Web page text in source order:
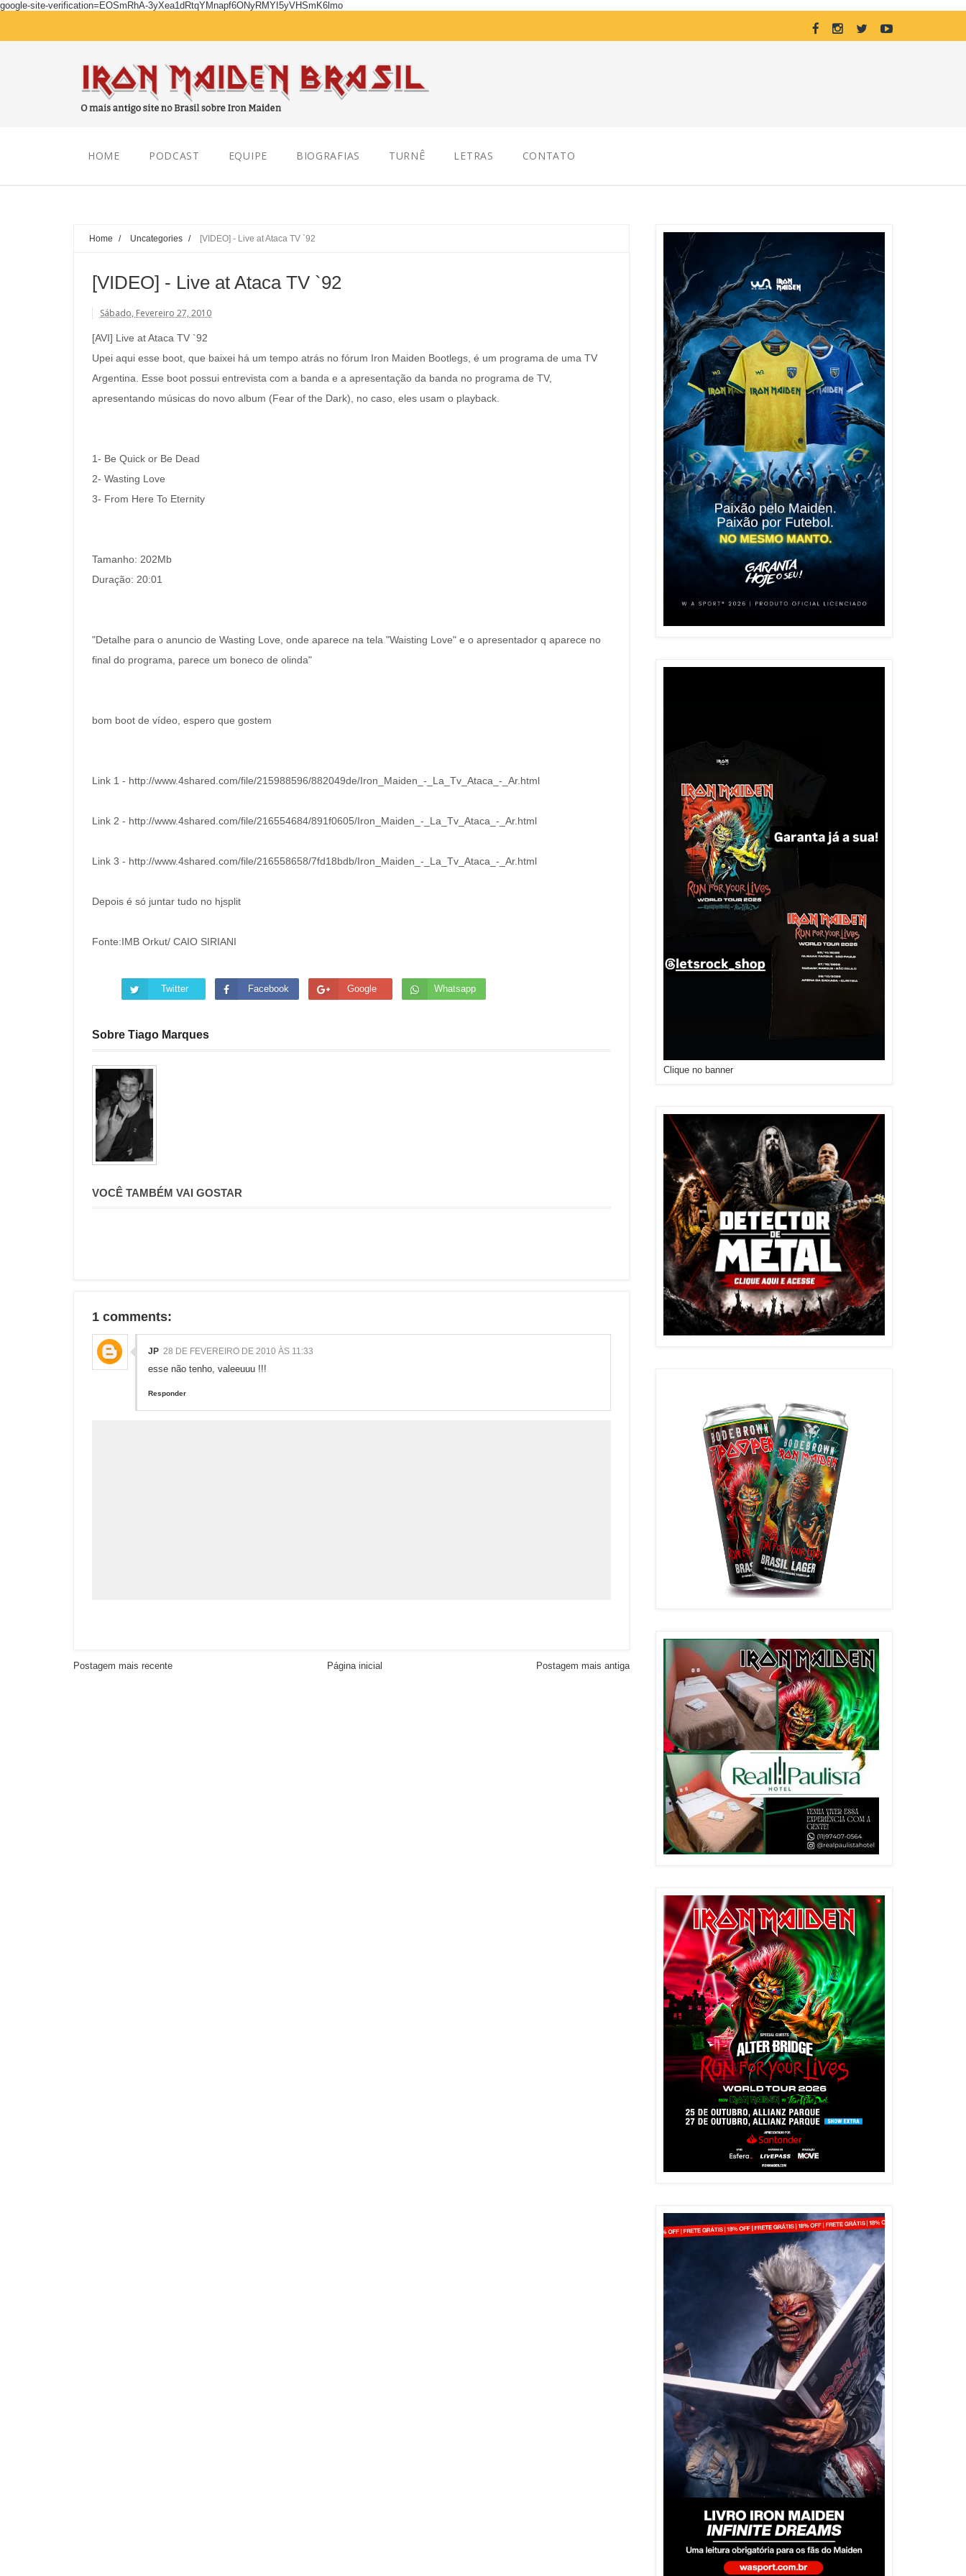
google-site-verification=EOSmRhA-3yXea1dRtqYMnapf6ONyRMYI5yVHSmK6lmo
HOME PODCAST EQUIPE BIOGRAFIAS TURNÊ LETRAS CONTATO
Home / Uncategories / [VIDEO] - Live at Ataca TV `92
[VIDEO] - Live at Ataca TV `92
Sábado, Fevereiro 27, 2010
[AVI] Live at Ataca TV `92
Upei aqui esse boot, que baixei há um tempo atrás no fórum Iron Maiden Bootlegs, é um programa de uma TV
Argentina. Esse boot possui entrevista com a banda e a apresentação da banda no programa de TV,
apresentando músicas do novo album (Fear of the Dark), no caso, eles usam o playback.
1- Be Quick or Be Dead
2- Wasting Love
3- From Here To Eternity
Tamanho: 202Mb
Duração: 20:01
"Detalhe para o anuncio de Wasting Love, onde aparece na tela "Waisting Love" e o apresentador q aparece no
final do programa, parece um boneco de olinda"
bom boot de vídeo, espero que gostem
Link 1 - http://www.4shared.com/file/215988596/882049de/Iron_Maiden_-_La_Tv_Ataca_-_Ar.html
Link 2 - http://www.4shared.com/file/216554684/891f0605/Iron_Maiden_-_La_Tv_Ataca_-_Ar.html
Link 3 - http://www.4shared.com/file/216558658/7fd18bdb/Iron_Maiden_-_La_Tv_Ataca_-_Ar.html
Depois é só juntar tudo no hjsplit
Fonte:IMB Orkut/ CAIO SIRIANI
Twitter Facebook Google Whatsapp
Sobre Tiago Marques
VOCÊ TAMBÉM VAI GOSTAR
1 comments:
JP 28 DE FEVEREIRO DE 2010 ÀS 11:33
esse não tenho, valeeuuu !!!
Responder
Postagem mais recente Postagem mais antiga
Página inicial
Clique no banner